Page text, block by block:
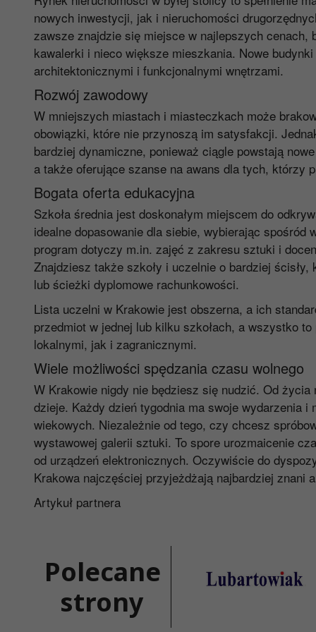
nowych inwestycji, jak i nieruchomości
zawsze znajdzie się miejsce w najlepszych cenach,
kawalerki i nieco większe mieszkania. Nowe
architektonicznymi i funkcjonalnymi wnętrzami.
Rozwój zawodowy
W mniejszych miastach i miasteczkach może
obowiązki, które nie przynoszą im satysfakcji.
bardziej dynamiczne, ponieważ ciągle powstają
a także oferujące szanse na awans dla tych, którzy
Bogata oferta edukacyjna
Szkoła średnia jest doskonałym miejscem do
idealne dopasowanie dla siebie, wybierając
program dotyczy m.in. zajęć z zakresu sztuki i
Znajdziesz także szkoły i uczelnie o bardziej
lub ścieżki dyplomowe rachunkowości.
Lista uczelni w Krakowie jest obszerna, a ich
przedmiot w jednej lub kilku szkołach, a wszystko
lokalnymi, jak i zagranicznymi.
Wiele możliwości spędzania czasu wolnego
W Krakowie nigdy nie będziesz się nudzić. Od
dzieje. Każdy dzień tygodnia ma swoje wydarzenia
wiekowych. Niezależnie od tego, czy chcesz
wystawowej galerii sztuki. To spore urozmaicenie
od urządzeń elektronicznych. Oczywiście do
Krakowa najczęściej przyjeżdżają najbardziej znani
Artykuł partnera
Polecane
strony